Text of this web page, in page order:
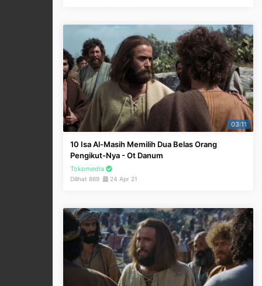
03:11
10 Isa Al-Masih Memilih Dua Belas Orang
Pengikut-Nya - Ot Danum
Tokomedia
Dilihat 869 24 Apr 21